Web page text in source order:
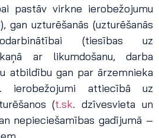
pastāv virkne ierobežojumu
gan uzturēšanās (uzturēšanās
(tiesības uz
ar likumdošanu, darba
atbildību gan par ārzemnieka
. ierobežojumi attiecībā uz
(t.sk. dzīvesvieta un
nepieciešamības gadījumā –